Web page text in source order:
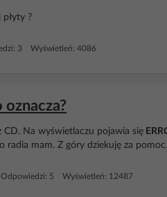
?
3 Wyświetleń: 4086
Na wyświetlaczu pojawia się
radia mam. Z góry dziekuję za pomoc.
Odpowiedzi: 5 Wyświetleń: 12487